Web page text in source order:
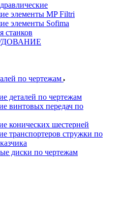
элементы MP Filtri
элементы Sofima
станков
по чертежам
деталей по чертежам
винтовых передач по
конических шестерней
транспортеров стружки по
диски по чертежам